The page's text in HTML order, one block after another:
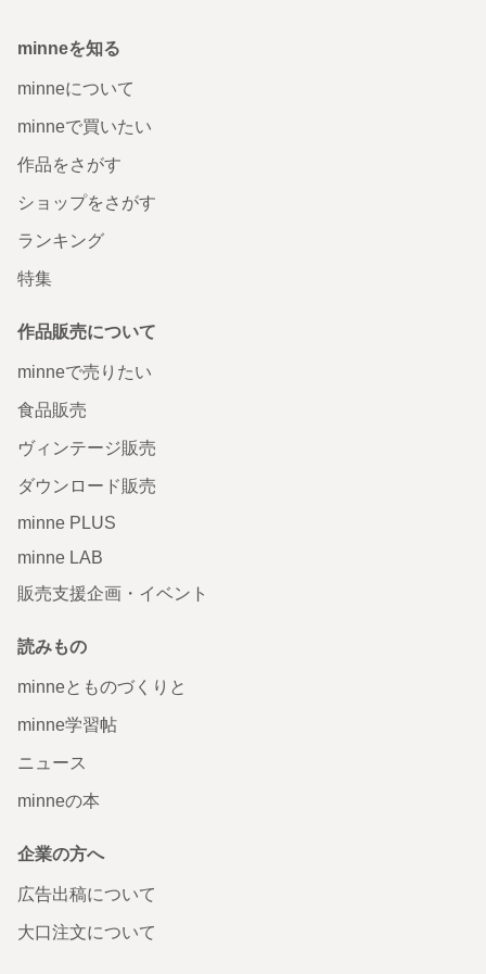
minneを知る
minneについて
minneで買いたい
作品をさがす
ショップをさがす
ランキング
特集
作品販売について
minneで売りたい
食品販売
ヴィンテージ販売
ダウンロード販売
minne PLUS
minne LAB
販売支援企画・イベント
読みもの
minneとものづくりと
minne学習帖
ニュース
minneの本
企業の方へ
広告出稿について
大口注文について